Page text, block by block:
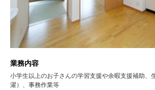
業務内容
小学生以上のお子さんの学習支援や余暇支援補助、
濯）、事務作業等